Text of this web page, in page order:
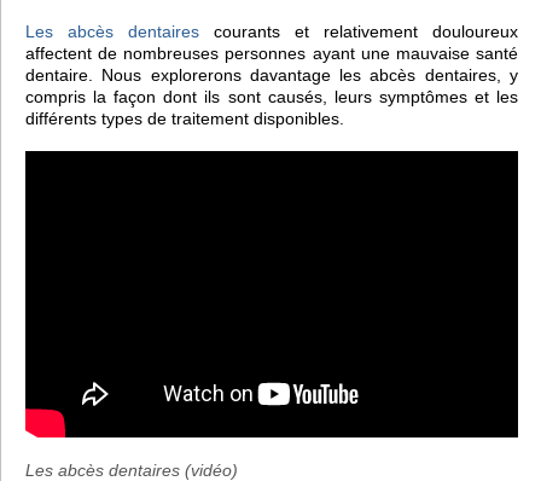
Les abcès dentaires courants et relativement douloureux
affectent de nombreuses personnes ayant une mauvaise santé
dentaire. Nous explorerons davantage les abcès dentaires, y
compris la façon dont ils sont causés, leurs symptômes et les
différents types de traitement disponibles.
Les abcès dentaires (vidéo)